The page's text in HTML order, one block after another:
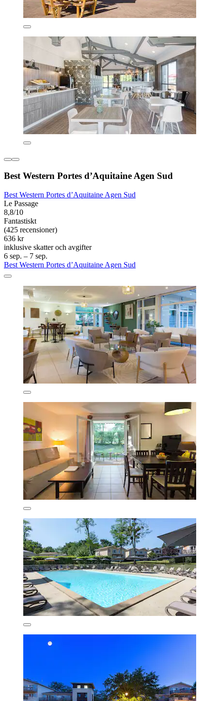
Best Western Portes d’Aquitaine Agen Sud
Best Western Portes d’Aquitaine Agen Sud
Le Passage
8,8/10
Fantastiskt
(425 recensioner)
636 kr
inklusive skatter och avgifter
6 sep. – 7 sep.
Best Western Portes d’Aquitaine Agen Sud